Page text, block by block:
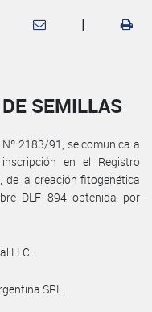
|
SEMILLAS
2183/91, se comunica a
en el Registro
de la creación fitogenética
DLF 894 obtenida por
LLC.
SRL.